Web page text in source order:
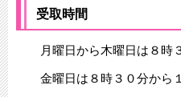
受取時間
月曜日から木曜日は８時３
金曜日は８時３０分から１